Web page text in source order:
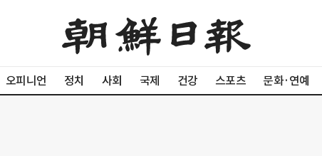
오피니언 정치 사회 국제 건강 스포츠 문화·연예